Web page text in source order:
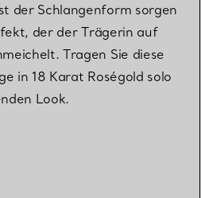
der Schlangenform sorgen
der der Trägerin auf
Tragen Sie diese
in 18 Karat Roségold solo
Look.